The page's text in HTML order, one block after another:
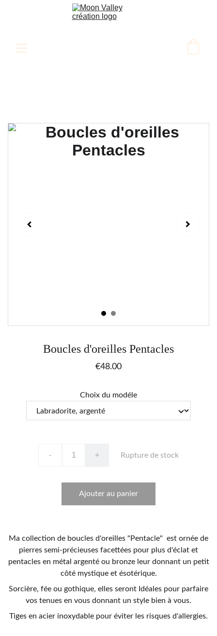
Boucles d'oreilles Pentacles
€48.00
Choix du modéle
- + Rupture de stock
Ajouter au panier
Ma collection de boucles d'oreilles "Pentacle" est ornée de
pierres semi-précieuses facettées pour plus d'éclat et
pentacles en métal argenté ou bronze leur donnant un petit
côté mystique et ésotérique.
Sorcière, fée ou gothique, elles seront Idéales pour parfaire
vos tenues en vous donnant un style bien à vous.
Tiges en acier inoxydable pour éviter les risques d'allergies.